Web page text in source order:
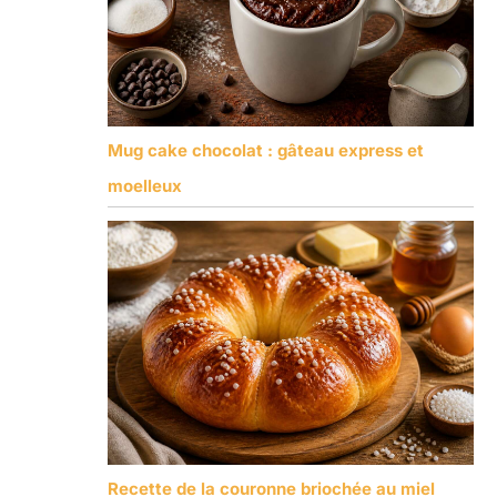
Mug cake chocolat : gâteau express et
moelleux
Recette de la couronne briochée au miel